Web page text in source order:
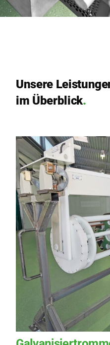
Unse­re
im Über­blick.